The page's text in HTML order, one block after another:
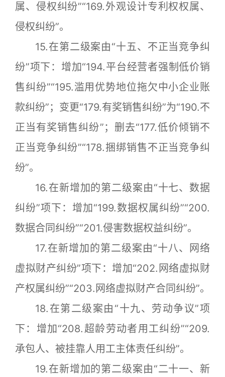
属、侵权纠纷”“169.外观设计专利权权属、
侵权纠纷”。
15.在第二级案由“十五、不正当竞争纠
纷”项下：增加“194.平台经营者强制低价销
售纠纷”“195.滥用优势地位拖欠中小企业账
款纠纷”；变更“179.有奖销售纠纷”为“190.不
正当有奖销售纠纷”；删去“177.低价倾销不
正当竞争纠纷”“178.捆绑销售不正当竞争纠
纷”。
16.在新增加的第二级案由“十七、数据
纠纷”项下：增加“199.数据权属纠纷”“200.
数据合同纠纷”“201.侵害数据权益纠纷”。
17.在新增加的第二级案由“十八、网络
虚拟财产纠纷”项下：增加“202.网络虚拟财
产权属纠纷”“203.网络虚拟财产合同纠纷”。
18.在第二级案由“十九、劳动争议”项
下：增加“208.超龄劳动者用工纠纷”“209.
承包人、被挂靠人用工主体责任纠纷”。
19.在新增加的第二级案由“二十一、新